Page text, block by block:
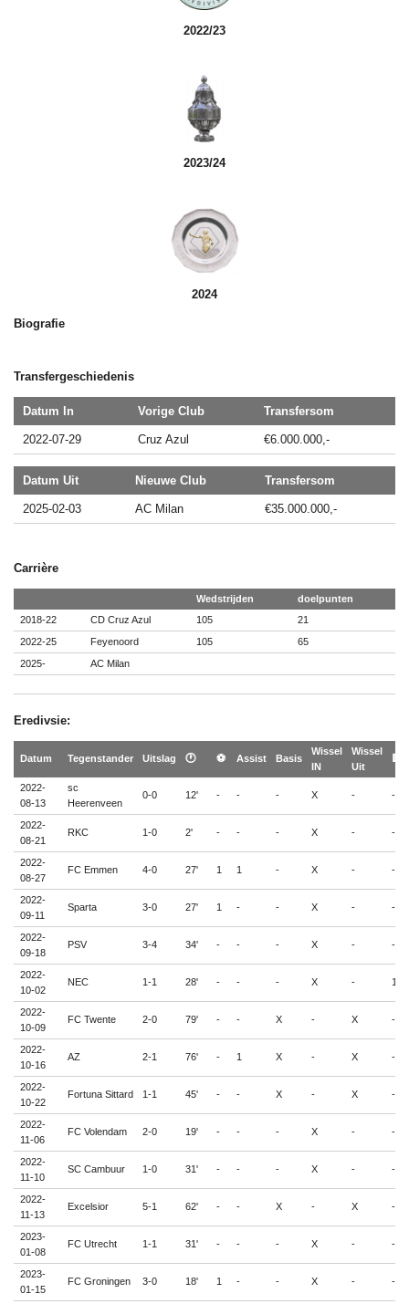
2022/23
2023/24
2024
Biografie
Transfergeschiedenis
Datum In Vorige Club Transfersom
2022-07-29 Cruz Azul €6.000.000,-
Datum Uit Nieuwe Club Transfersom
2025-02-03 AC Milan €35.000.000,-
Carrière
Wedstrijden
doelpunten
2018-22
CD Cruz Azul 105
21
2022-25
Feyenoord 105
65
2025-
AC Milan
Eredivsie:
Datum Tegenstander Uitslag 🕐 ⚽ Assist Basis
Wissel
IN
Wissel
Uit
🟨
2022-
08-13
sc
Heerenveen
0-0 12' - - - X - -
2022-
08-21
RKC 1-0 2' - - - X - -
2022-
08-27
FC Emmen 4-0 27' 1 1 - X - -
2022-
09-11
Sparta 3-0 27' 1 - - X - -
2022-
09-18
PSV 3-4 34' - - - X - -
2022-
10-02
NEC 1-1 28' - - - X - 1
2022-
10-09
FC Twente 2-0 79' - - X - X -
2022-
10-16
AZ 2-1 76' - 1 X - X -
2022-
10-22
Fortuna Sittard 1-1 45' - - X - X -
2022-
11-06
FC Volendam 2-0 19' - - - X - -
2022-
11-10
SC Cambuur 1-0 31' - - - X - -
2022-
11-13
Excelsior 5-1 62' - - X - X -
2023-
01-08
FC Utrecht 1-1 31' - - - X - -
2023-
01-15
FC Groningen 3-0 18' 1 - - X - -